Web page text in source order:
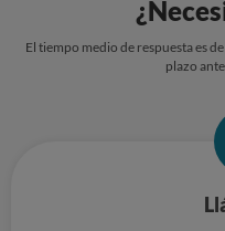
El tiempo medio de respuesta es
plazo